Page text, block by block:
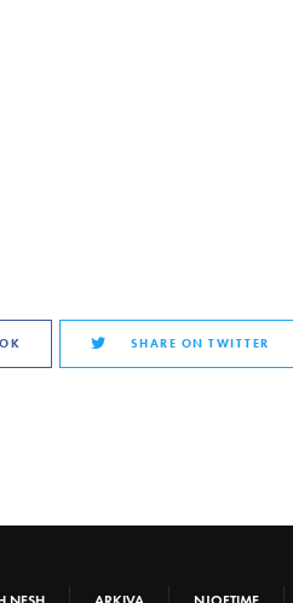
SHARE ON TWITTER
NESH ARKIVA NJOFTIME